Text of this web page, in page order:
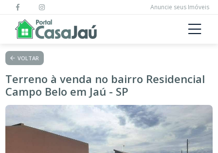
Anuncie seus Imóveis
VOLTAR
Terreno à venda no bairro Residencial
Campo Belo em Jaú - SP